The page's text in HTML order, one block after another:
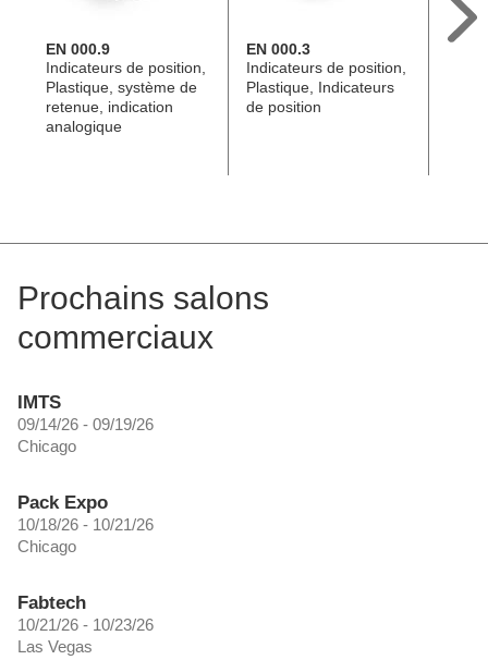
EN 000.9
Indicateurs de position,
Plastique, système de
retenue, indication
analogique
EN 000.3
Indicateurs de position,
Plastique, Indicateurs
de position
Prochains salons
commerciaux
IMTS
09/14/26 - 09/19/26
Chicago
Pack Expo
10/18/26 - 10/21/26
Chicago
Fabtech
10/21/26 - 10/23/26
Las Vegas